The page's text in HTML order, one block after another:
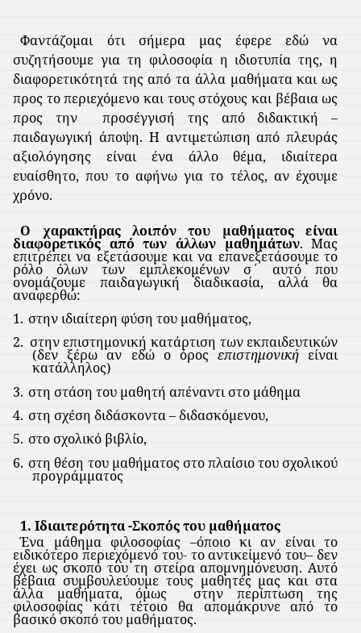
Φαντάζομαι ότι σήμερα μας έφερε εδώ να
συζητήσουμε για τη φιλοσοφία η ιδιοτυπία της, η
διαφορετικότητά της από τα άλλα μαθήματα και ως
προς το περιεχόμενο και τους στόχους και βέβαια ως
προς την
προσέγγισή της από διδακτική –
παιδαγωγική άποψη. Η αντιμετώπιση από πλευράς
αξιολόγησης είναι ένα άλλο θέμα, ιδιαίτερα
ευαίσθητο, που το αφήνω για το τέλος, αν έχουμε
χρόνο.
Ο χαρακτήρας λοιπόν του μαθήματος είναι
διαφορετικός από των άλλων μαθημάτων. Μας
επιτρέπει να εξετάσουμε και να επανεξετάσουμε το
ρόλο όλων των εμπλεκομένων σ΄ αυτό που
ονομάζουμε παιδαγωγική διαδικασία, αλλά θα
αναφερθώ:
1. στην ιδιαίτερη φύση του μαθήματος,
2. στην επιστημονική κατάρτιση των εκπαιδευτικών
(δεν ξέρω αν εδώ ο όροςεπιστημονική είναι
κατάλληλος)
3. στη στάση του μαθητή απέναντι στο μάθημα
4. στη σχέση διδάσκοντα – διδασκόμενου,
5. στο σχολικό βιβλίο,
6. στη θέση του μαθήματος στο πλαίσιο του σχολικού
προγράμματος
1. Ιδιαιτερότητα -Σκοπός του μαθήματος
Ένα μάθημα φιλοσοφίας –όποιο κι αν είναι το
ειδικότερο περιεχόμενό του- το αντικείμενό του– δεν
έχει ως σκοπό του τη στείρα απομνημόνευση. Αυτό
βέβαια συμβουλεύουμε τους μαθητές μας και στα
άλλα μαθήματα, όμως στην περίπτωση της
φιλοσοφίας κάτι τέτοιο θα απομάκρυνε από το
βασικό σκοπό του μαθήματος.